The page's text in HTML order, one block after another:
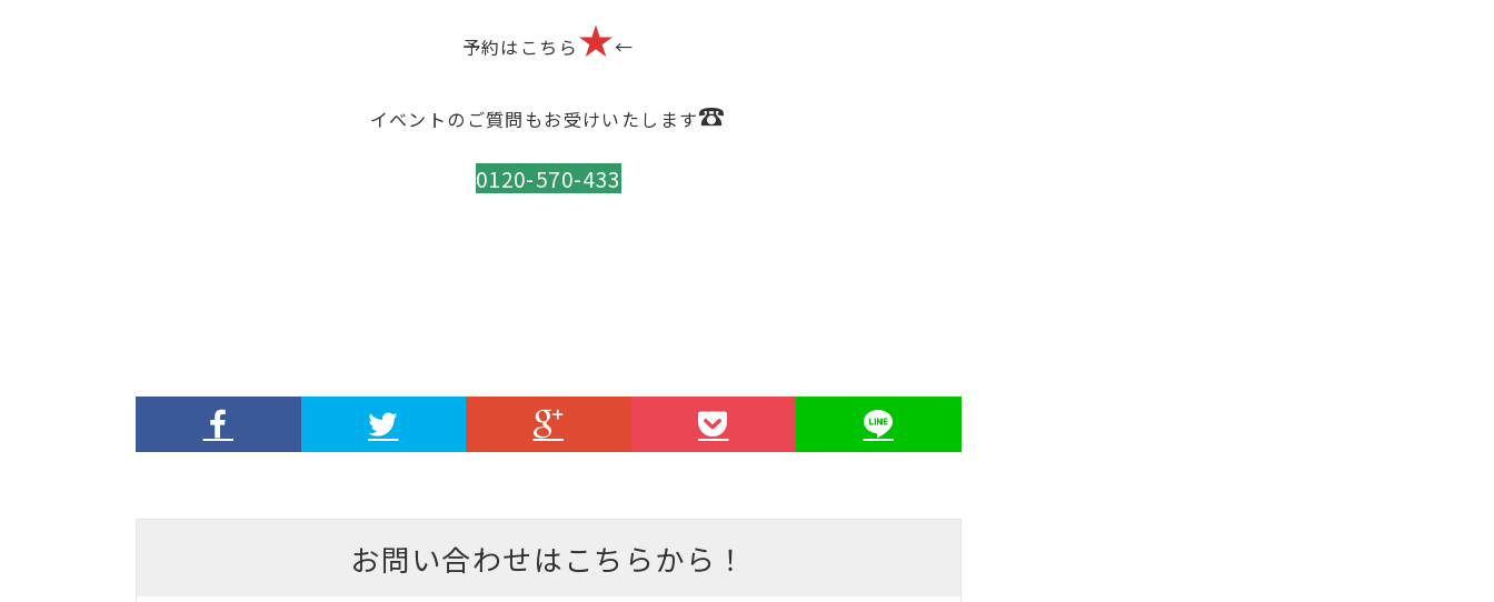
予約はこちら★←
イベントのご質問もお受けいたします☎
0120-570-433
お問い合わせはこちらから！